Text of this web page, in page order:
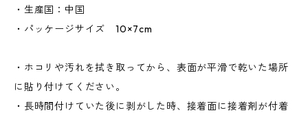
・生産国：中国
・パッケージサイズ 10×7cm
・ホコリや汚れを拭き取ってから、表面が平滑で乾いた場所
に貼り付けてください。
・長時間付けていた後に剥がした時、接着面に接着剤が付着